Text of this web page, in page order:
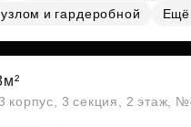
и гардеробной
Ещё
3 секция, 2 этаж,